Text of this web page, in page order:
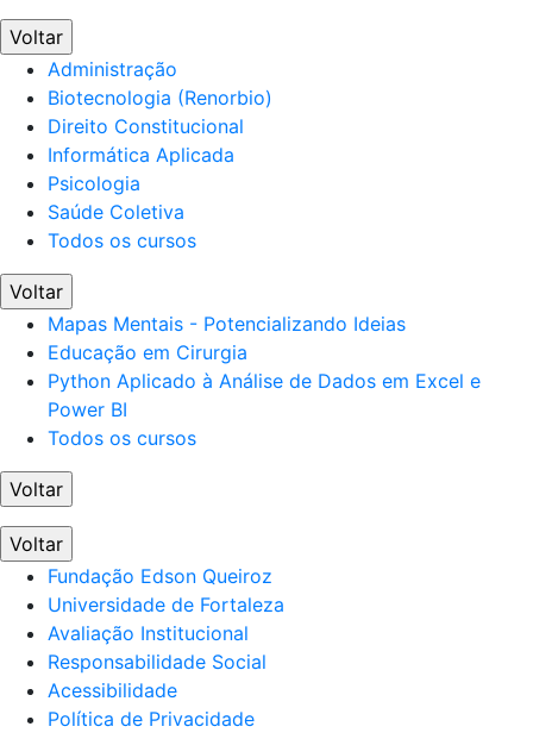
Voltar
Administração
Biotecnologia (Renorbio)
Direito Constitucional
Informática Aplicada
Psicologia
Saúde Coletiva
Todos os cursos
Voltar
Mapas Mentais - Potencializando Ideias
Educação em Cirurgia
Python Aplicado à Análise de Dados em Excel e
Power BI
Todos os cursos
Voltar
Voltar
Fundação Edson Queiroz
Universidade de Fortaleza
Avaliação Institucional
Responsabilidade Social
Acessibilidade
Política de Privacidade